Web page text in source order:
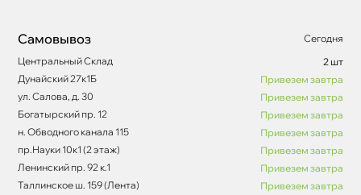
Самовывоз
Сегодня
Центральный Склад
2 шт
Дунайский 27к1Б
Привезем завтра
ул. Салова, д. 30
Привезем завтра
Богатырский пр. 12
Привезем завтра
н. Обводного канала 115
Привезем завтра
пр.Науки 10к1 (2 этаж)
Привезем завтра
Ленинский пр. 92 к.1
Привезем завтра
Таллинское ш. 159 (Лента)
Привезем завтра